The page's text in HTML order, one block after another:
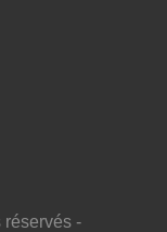
réservés -